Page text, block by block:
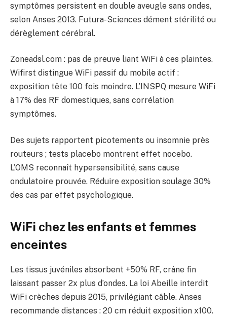
symptômes persistent en double aveugle sans ondes,
selon Anses 2013. Futura-Sciences dément stérilité ou
dérèglement cérébral.
Zoneadsl.com : pas de preuve liant WiFi à ces plaintes.
Wifirst distingue WiFi passif du mobile actif :
exposition tête 100 fois moindre. L’INSPQ mesure WiFi
à 17% des RF domestiques, sans corrélation
symptômes.
Des sujets rapportent picotements ou insomnie près
routeurs ; tests placebo montrent effet nocebo.
L’OMS reconnaît hypersensibilité, sans cause
ondulatoire prouvée. Réduire exposition soulage 30%
des cas par effet psychologique.
WiFi chez les enfants et femmes
enceintes
Les tissus juvéniles absorbent +50% RF, crâne fin
laissant passer 2x plus d’ondes. La loi Abeille interdit
WiFi crèches depuis 2015, privilégiant câble. Anses
recommande distances : 20 cm réduit exposition x100.